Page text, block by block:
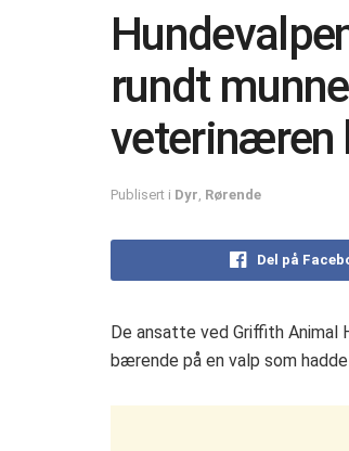
rundt
veterinæren
Publisert i Dyr Rørende
Del på
De ansatte ved Griffith Animal
bærende på en valp som